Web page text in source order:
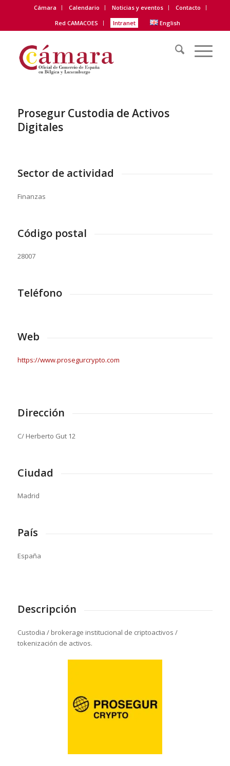
Cámara Calendario Noticias y eventos
Contacto
Red CAMACOES
Intranet English
Prosegur Custodia de Activos
Digitales
Sector de actividad
Finanzas
Código postal
28007
Teléfono
Web
https://www.prosegurcrypto.com
Dirección
C/ Herberto Gut 12
Ciudad
Madrid
País
España
Descripción
Custodia / brokerage institucional de criptoactivos /
tokenización de activos.